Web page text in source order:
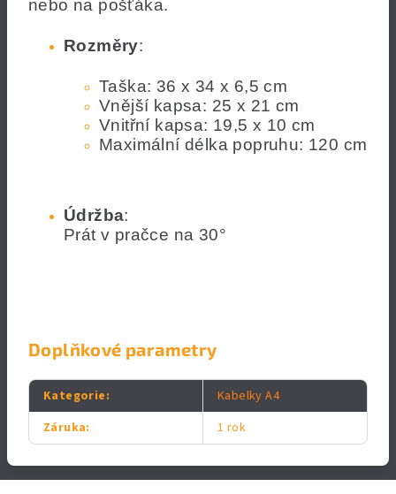
nebo na pošťáka.
Rozměry:
Taška: 36 x 34 x 6,5 cm
Vnější kapsa: 25 x 21 cm
Vnitřní kapsa: 19,5 x 10 cm
Maximální délka popruhu: 120 cm
Údržba:
Prát v pračce na 30°
Doplňkové parametry
Kategorie:
Kabelky A4
Záruka: 1 rok